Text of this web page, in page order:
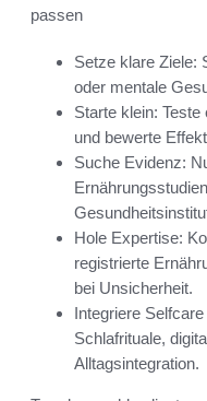
passen
Setze klare Ziele:
oder mentale
Starte klein:
und bewerte
Suche Evidenz:
Hole Expertise:
registrierte
bei Unsicherheit.
Integriere
Schlafrituale,
Alltagsintegration.